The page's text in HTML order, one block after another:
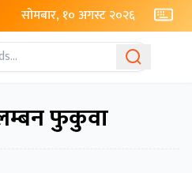
सोमबार, १० अगस्ट २०२६
फुकुवा